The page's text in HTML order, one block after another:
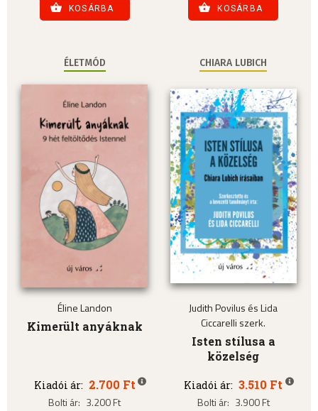
KOSÁRBA KOSÁRBA
ÉLETMÓD
Éline Landon
Kimerült anyáknak
Kiadói ár: 2.700 Ft
Bolti ár: 3.200 Ft
CHIARA LUBICH
Judith Povilus és Lida
Ciccarelli szerk.
Isten stílusa a
közelség
Kiadói ár: 3.510 Ft
Bolti ár: 3.900 Ft